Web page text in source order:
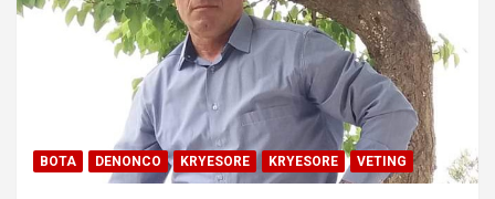
BOTA DENONCO KRYESORE KRYESORE VETING